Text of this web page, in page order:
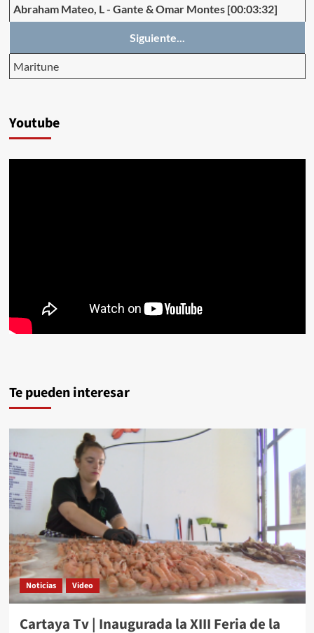
Abraham Mateo, L - Gante & Omar Montes [00:03:32]
Siguiente...
Maritune
Youtube
Te pueden interesar
Noticias Video
Cartaya Tv | Inaugurada la XIII Feria de la